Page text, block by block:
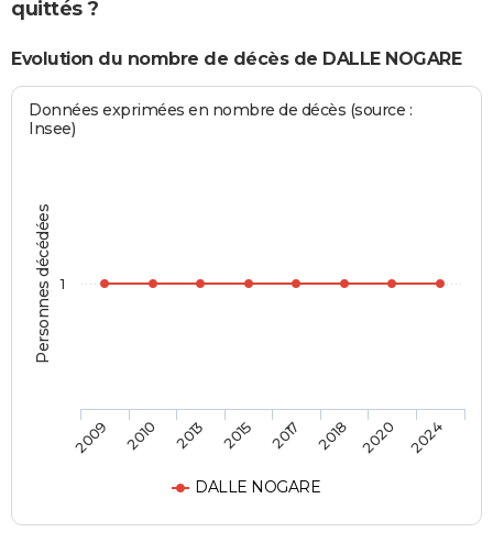
quittés ?
Evolution du nombre de décès de DALLE NOGARE
Personnes décédées
Données exprimées en nombre de décès (source :
Insee)
DALLE NOGARE
2009 2010 2013 2015 2017 2018 2020 2024
1